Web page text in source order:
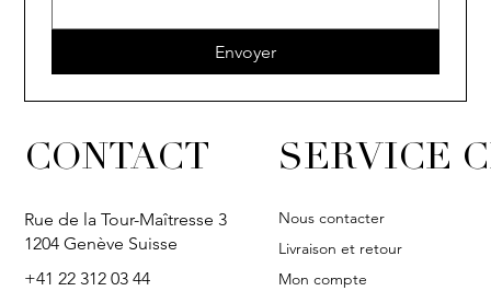
Envoyer
CONTACT
Rue de la Tour-Maîtresse 3
1204 Genève Suisse
+41 22 312 03 44
SERVICE
Nous contacter
Livraison et retour
Mon compte